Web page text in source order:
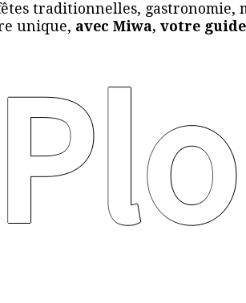
traditionnelles, gastronomie,
unique, avec Miwa, votre